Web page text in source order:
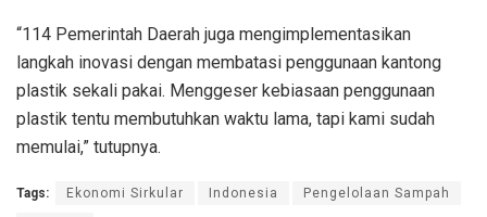
“114 Pemerintah Daerah juga mengimplementasikan
langkah inovasi dengan membatasi penggunaan kantong
plastik sekali pakai. Menggeser kebiasaan penggunaan
plastik tentu membutuhkan waktu lama, tapi kami sudah
memulai,” tutupnya.
Tags: Ekonomi Sirkular Indonesia Pengelolaan Sampah